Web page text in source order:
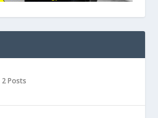
2 Posts